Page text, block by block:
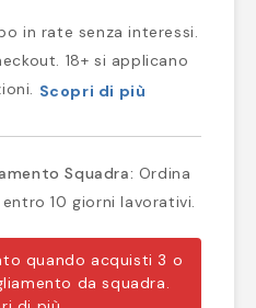
in rate senza interessi.
18+ si applicano
Scopri di più
Squadra: Ordina
10 giorni lavorativi.
quando acquisti 3 o
da squadra.